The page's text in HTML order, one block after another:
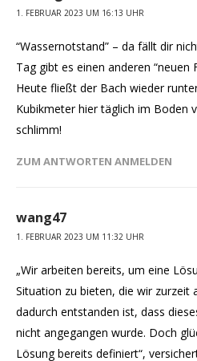
1. FEBRUAR 2023 UM 16:13 UHR
“Wassernotstand” – da fällt dir
Tag gibt es einen anderen “neuen
Heute fließt der Bach wieder
Kubikmeter hier täglich im Boden
schlimm!
ZUM ANTWORTEN ANMELDEN
wang47
1. FEBRUAR 2023 UM 11:32 UHR
„Wir arbeiten bereits, um eine
Situation zu bieten, die wir zurzeit
dadurch entstanden ist, dass
nicht angegangen wurde. Doch
Lösung bereits definiert“,